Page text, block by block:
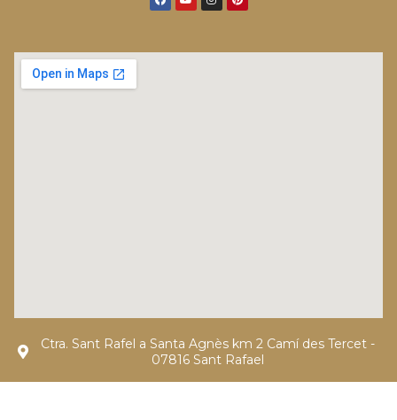
Ctra. Sant Rafel a Santa Agnès km 2 Camí des Tercet -
07816 Sant Rafael